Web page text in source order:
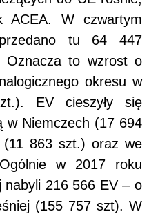
ACEA. W czwartym
tu 64 447
Oznacza to wzrost o
okresu w
EV cieszyły się
w Niemczech (17 694
863 szt.) oraz we
w 2017 roku
nabyli 216 566 EV – o
(155 757 szt). W